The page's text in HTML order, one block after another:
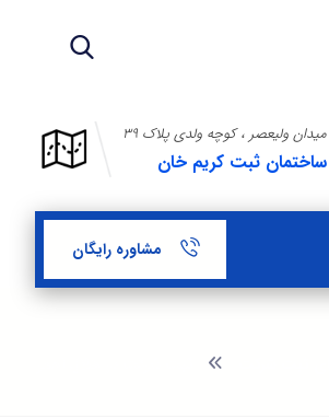
میدان ولیعصر ، کوچه ولدی پلاک ۳۹
ساختمان ثبت کریم خان
مشاوره رایگان